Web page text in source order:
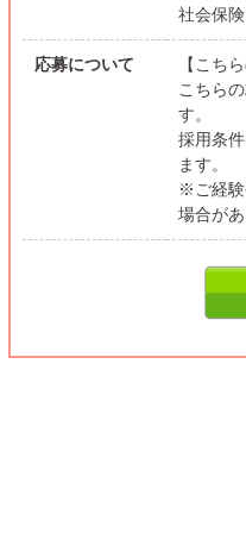
社会保
応募について
【こち
こちら
す。
採用条
ます。
※ご経験
場合が